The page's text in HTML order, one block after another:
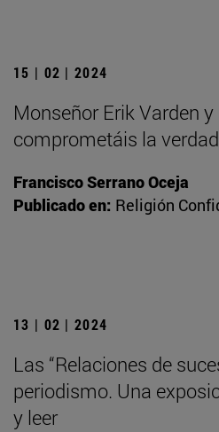
15 | 02 | 2024
Monseñor Erik Varden y
comprometáis la
Francisco Serrano Oceja
Publicado en: Religión
13 | 02 | 2024
Las “Relaciones de
periodismo. Una
y leer